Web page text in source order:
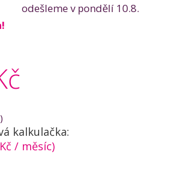
odešleme v pondělí 10.8.
kalkulačka:
/ měsíc)